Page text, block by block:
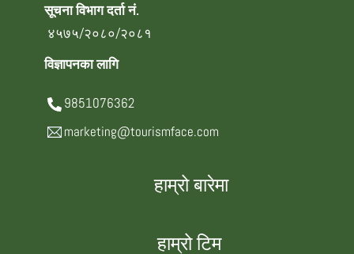
सूचना विभाग दर्ता नं.
४५७५/२०८०/२०८१
विज्ञापनका लागि
9851076362
marketing@tourismface.com
हाम्रो बारेमा
हाम्रो टिम